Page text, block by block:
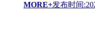
MORE+发布时间